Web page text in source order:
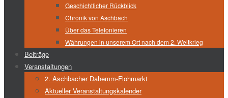
Geschichtlicher Rückblick
Chronik von Aschbach
Über das Telefonieren
Währungen in unserem Ort nach dem 2. Weltkrieg
Beiträge
Veranstaltungen
2. Aschbacher Dahemm-Flohmarkt
Aktueller Veranstaltungskalender